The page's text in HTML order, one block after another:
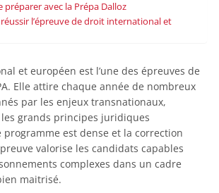
préparer avec la Prépa Dalloz
l’épreuve de droit international et
et européen est l’une des épreuves de
Elle attire chaque année de nombreux
par les enjeux transnationaux,
grands principes juridiques
programme est dense et la correction
valorise les candidats capables
complexes dans un cadre
maitrisé.